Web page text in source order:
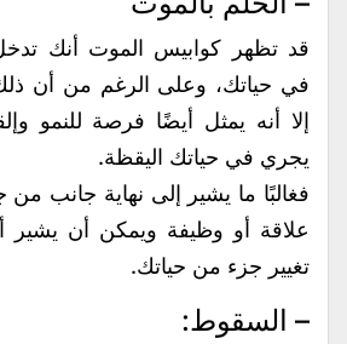
قد تظهر كوابيس الموت أنك
في حياتك، وعلى الرغم من أن
إلا أنه يمثل أيضًا فرصة للنمو
يجري في حياتك اليقظة.
فغالبًا ما يشير إلى نهاية جانب
علاقة أو وظيفة ويمكن أن يشير
تغيير جزء من حياتك.
– السقوط: